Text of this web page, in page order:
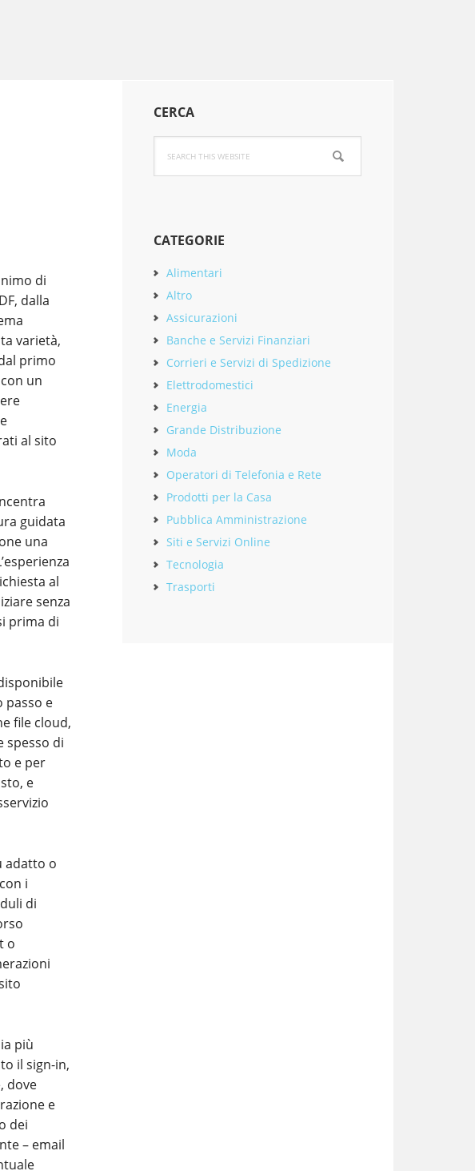
di
dalla
varietà,
primo
un
al sito
guidata
una
al
senza
prima di
passo e
file cloud,
spesso di
e per
e
adatto o
i
di
o
più
il sign-in,
dove
e
dei
– email
Primary
Sidebar
CERCA
this
website
CATEGORIE
Alimentari
Altro
Assicurazioni
Banche e Servizi Finanziari
Corrieri e Servizi di Spedizione
Elettrodomestici
Energia
Grande Distribuzione
Moda
Operatori di Telefonia e Rete
Prodotti per la Casa
Pubblica Amministrazione
Siti e Servizi Online
Tecnologia
Trasporti